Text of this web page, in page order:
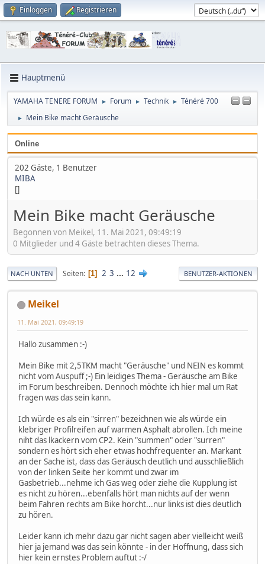
Einloggen Registrieren
Hauptmenü
YAMAHA TENERE FORUM ► Forum ► Technik ► Ténéré 700
► Mein Bike macht Geräusche
Online
202 Gäste, 1 Benutzer
MIBA
[]
Mein Bike macht Geräusche
Begonnen von Meikel, 11. Mai 2021, 09:49:19
0 Mitglieder und 4 Gäste betrachten dieses Thema.
NACH UNTEN Seiten 1 2 3 ... 12 BENUTZER-AKTIONEN
Meikel
11. Mai 2021, 09:49:19
Hallo zusammen :-)
Mein Bike mit 2,5TKM macht "Geräusche" und NEIN es kommt
nicht vom Auspuff ;-) Ein leidiges Thema - Geräusche am Bike
im Forum beschreiben. Dennoch möchte ich hier mal um Rat
fragen was das sein kann.
Ich würde es als ein "sirren" bezeichnen wie als würde ein
klebriger Profilreifen auf warmen Asphalt abrollen. Ich meine
niht das lkackern vom CP2. Kein "summen" oder "surren"
sondern es hört sich eher etwas hochfrequenter an. Markant
an der Sache ist, dass das Geräusch deutlich und ausschließlich
von der linken Seite her kommt und zwar im
Gasbetrieb...nehme ich Gas weg oder ziehe die Kupplung ist
es nicht zu hören...ebenfalls hört man nichts auf der wenn
beim Fahren rechts am Bike horcht...nur links ist dies deutlich
zu hören.
Leider kann ich mehr dazu gar nicht sagen aber vielleicht weiß
hier ja jemand was das sein könnte - in der Hoffnung, dass sich
hier kein ernstes Problem auftut :-/